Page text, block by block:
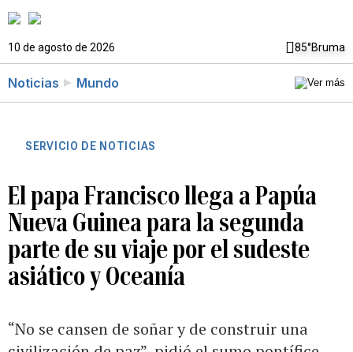
10 de agosto de 2026 85°Bruma
Noticias Mundo
SERVICIO DE NOTICIAS
El papa Francisco llega a Papúa
Nueva Guinea para la segunda
parte de su viaje por el sudeste
asiático y Oceanía
“No se cansen de soñar y de construir una